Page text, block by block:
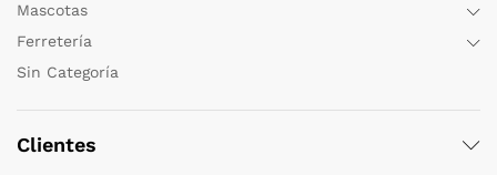
Mascotas
Ferretería
Sin Categoría
Clientes